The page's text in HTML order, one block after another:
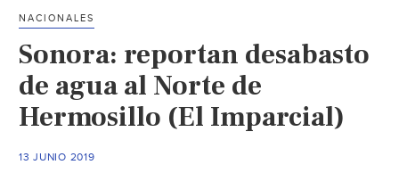
que
no
de
agua
pobladores
NACIONALES
Sonora: reportan desabasto
de agua al Norte de
Hermosillo (El Imparcial)
13 JUNIO 2019